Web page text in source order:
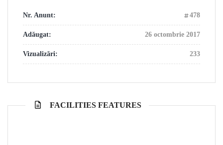
Nr. Anunt: 478
Adăugat: 26 octombrie 2017
Vizualizări: 233
FACILITIES FEATURES